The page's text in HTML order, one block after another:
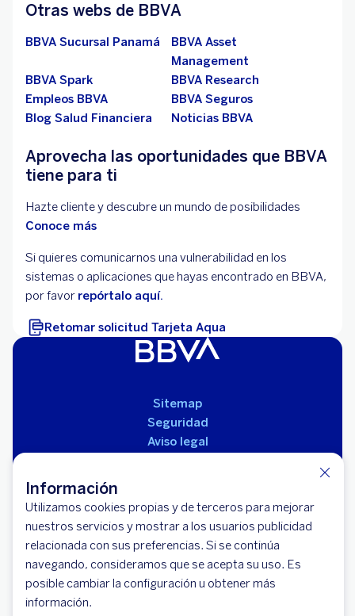
Información
Utilizamos cookies propias y de terceros para mejorar
nuestros servicios y mostrar a los usuarios publicidad
relacionada con sus preferencias. Si se continúa
navegando, consideramos que se acepta su uso. Es
posible cambiar la configuración u obtener más
información.
Otras webs de BBVA
BBVA Sucursal Panamá
BBVA Asset
Management
BBVA Spark
BBVA Research
Empleos BBVA
BBVA Seguros
Blog Salud Financiera
Noticias BBVA
Aprovecha las oportunidades que BBVA
tiene para ti
Hazte cliente y descubre un mundo de posibilidades
Conoce más
Si quieres comunicarnos una vulnerabilidad en los
sistemas o aplicaciones que hayas encontrado en BBVA,
por favor repórtalo aquí.
Retomar solicitud Tarjeta Aqua
Sitemap
Seguridad
Aviso legal
Reglamento de productos